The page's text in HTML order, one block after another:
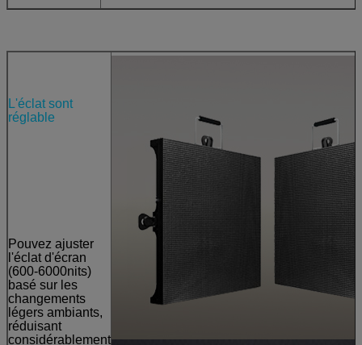
L'éclat sont
réglable
Pouvez ajuster
l'éclat d'écran
(600-6000nits)
basé sur les
changements
légers ambiants,
réduisant
considérablement